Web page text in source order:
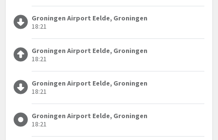
Groningen Airport Eelde, Groningen
18:21
Groningen Airport Eelde, Groningen
18:21
Groningen Airport Eelde, Groningen
18:21
Groningen Airport Eelde, Groningen
18:21